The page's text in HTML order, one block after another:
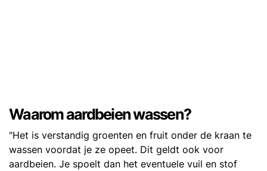
Waarom aardbeien wassen?
"Het is verstandig groenten en fruit onder de kraan te
wassen voordat je ze opeet. Dit geldt ook voor
aardbeien. Je spoelt dan het eventuele vuil en stof